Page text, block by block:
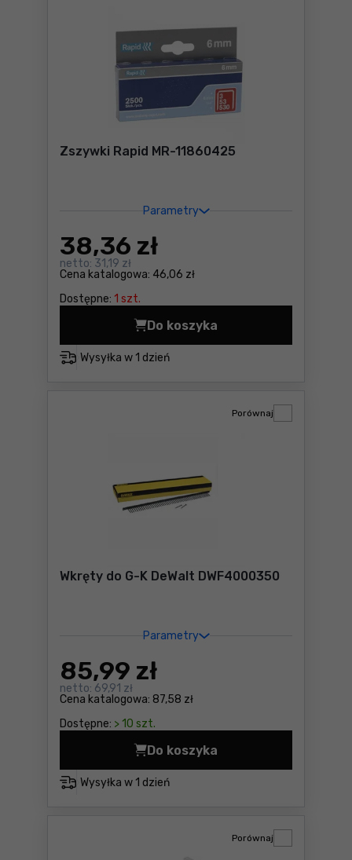
Zszywki Rapid MR-11860425
Parametry
Cena katalogowa: 46,06 zł
38,36 zł
netto: 31,19 zł
Dostępne: 1 szt.
Wysyłka w 1 dzień
Do koszyka
Zszywki Rapid MR-
Wkręty do G-K DeWalt DWF4000350
Parametry
Cena katalogowa: 87,58 zł
85,99 zł
netto: 69,91 zł
Dostępne: > 10 szt.
Porównaj
Wysyłka w 1 dzień
Do koszyka
Wkręty do G-K DeWalt
Porównaj